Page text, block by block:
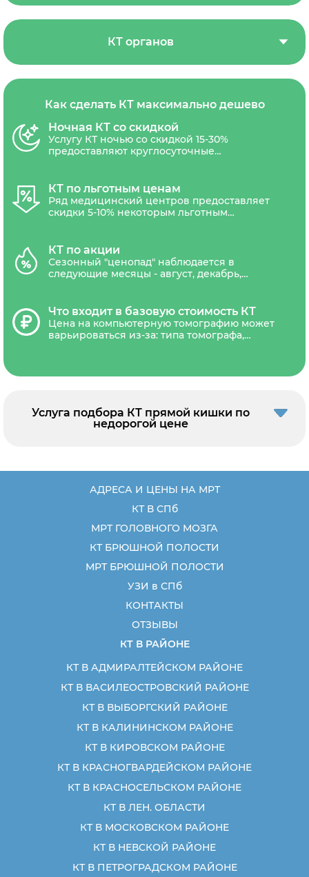
КТ органов
Как сделать КТ максимально дешево
Ночная КТ со скидкой
Услугу КТ ночью со скидкой 15-30%
предоставляют круглосуточные
КТ по льготным ценам
Ряд медицинский центров предоставляет
скидки 5-10% некоторым льготным
медицинские работники, инвалиды,
многодетные семьи.
КТ по акции
Сезонный "ценопад" наблюдается в
следующие месяцы - август, декабрь,
праздников. Если у вас есть необходимость
в ежегодных обследования, выгодно запись
в КТ центр запланировать на это время.
Что входит в базовую стоимость КТ
Цена на компьютерную томографию может
варьироваться из-за: типа томографа,
платной является услуга распечатки
снимка на рентгенологическую пленку.
Кроме того, следует учесть, что в
Услуга подбора КТ прямой кишки по
недорогой цене
АДРЕСА И ЦЕНЫ НА МРТ
КТ В СПб
МРТ ГОЛОВНОГО МОЗГА
КТ БРЮШНОЙ ПОЛОСТИ
МРТ БРЮШНОЙ ПОЛОСТИ
УЗИ в СПб
КОНТАКТЫ
ОТЗЫВЫ
КТ В РАЙОНЕ
КТ В АДМИРАЛТЕЙСКОМ РАЙОНЕ
КТ В ВАСИЛЕОСТРОВСКИЙ РАЙОНЕ
КТ В ВЫБОРГСКИЙ РАЙОНЕ
КТ В КАЛИНИНСКОМ РАЙОНЕ
КТ В КИРОВСКОМ РАЙОНЕ
КТ В КРАСНОГВАРДЕЙСКОМ РАЙОНЕ
КТ В КРАСНОСЕЛЬСКОМ РАЙОНЕ
КТ В ЛЕН. ОБЛАСТИ
КТ В МОСКОВСКОМ РАЙОНЕ
КТ В НЕВСКОЙ РАЙОНЕ
КТ В ПЕТРОГРАДСКОМ РАЙОНЕ